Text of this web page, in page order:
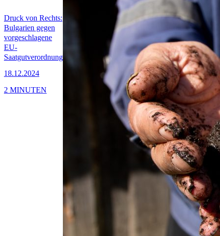
Druck von Rechts:
Bulgarien gegen
vorgeschlagene
EU-
Saatgutverordnung
18.12.2024
2 MINUTEN